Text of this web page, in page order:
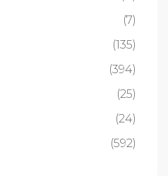
(7)
(135)
(394)
(25)
(24)
(592)